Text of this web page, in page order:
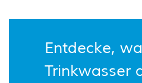
Entdecke,
Trinkwasser